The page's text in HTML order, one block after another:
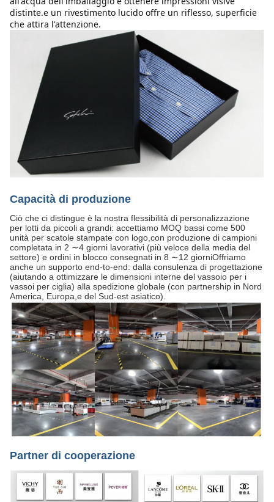
distinte.e un rivestimento lucido offre un riflesso, superficie
che attira l'attenzione.
Capacità di produzione
Ciò che ci distingue è la nostra flessibilità di personalizzazione
per lotti da piccoli a grandi: accettiamo MOQ bassi come 500
unità per scatole stampate con logo,con produzione di campioni
completata in 2 ∼4 giorni lavorativi (più veloce della media del
settore) e ordini in blocco consegnati in 8 ∼12 giorniOffriamo
anche un supporto end-to-end: dalla consulenza di progettazione
(aiutando a ottimizzare le dimensioni interne del vassoio per i
vassoi per ciglia) alla spedizione globale (con partnership in Nord
America, Europa,e del Sud-est asiatico).
Partner di cooperazione